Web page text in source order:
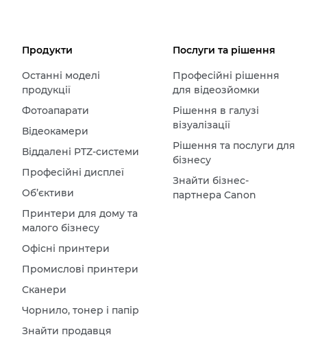
Продукти
Останні моделі
продукції
Фотоапарати
Відеокамери
Віддалені PTZ-системи
Професійні дисплеї
Об’єктиви
Принтери для дому та
малого бізнесу
Офісні принтери
Промислові принтери
Сканери
Чорнило, тонер і папір
Знайти продавця
Послуги та рішення
Професійні рішення
для відеозйомки
Рішення в галузі
візуалізації
Рішення та послуги для
бізнесу
Знайти бізнес-
партнера Canon